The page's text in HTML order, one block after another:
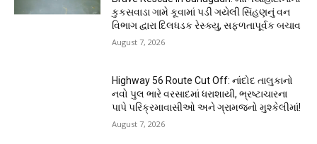
કુકસવાડા ગામે કૂવામાં પડી ગયેલી સિંહણનું વન
વિભાગ દ્વારા દિલધડક રેસ્ક્યુ, સફળતાપૂર્વક બચાવ
August 7, 2026
Highway 56 Route Cut Off: નાંદોદ તાલુકાનો
નવો પુલ ભારે વરસાદમાં ધરાશાયી, ભ્રષ્ટાચારના
પાપે પરિક્રમાવાસીઓ અને ગ્રામજનો મુશ્કેલીમાં!
August 7, 2026